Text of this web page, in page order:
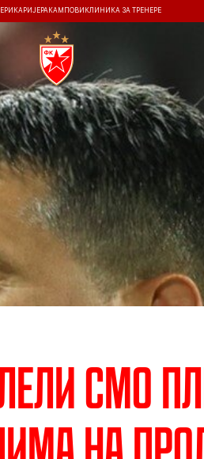
КАРИЈЕРА КАМПОВИ КЛИНИКА ЗА ТРЕНЕРЕ
смо